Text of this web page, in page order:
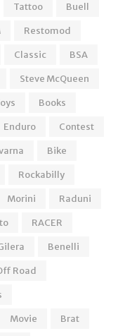
Tattoo
Buell
Restomod
Classic
BSA
Steve McQueen
Books
Enduro
Contest
Bike
Rockabilly
Morini
Raduni
RACER
Benelli
Road
Movie
Brat